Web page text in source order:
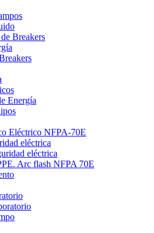
Breakers
Energía
Eléctrico NFPA-70E
eléctrica
eléctrica
Arc flash NFPA 70E